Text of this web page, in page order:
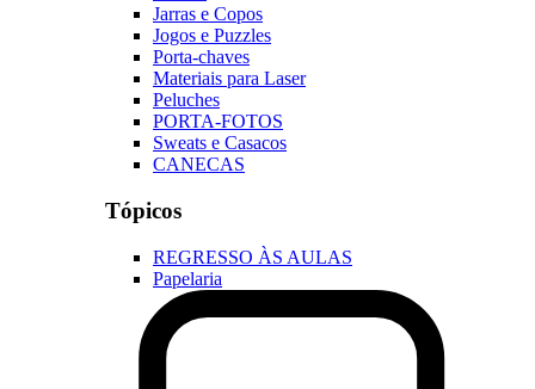
Jarras e Copos
Jogos e Puzzles
Porta-chaves
Materiais para Laser
Peluches
PORTA-FOTOS
Sweats e Casacos
CANECAS
Tópicos
REGRESSO ÀS AULAS
Papelaria